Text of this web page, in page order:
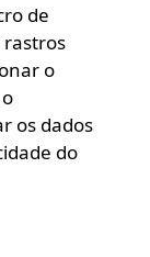
de
o
os dados
do